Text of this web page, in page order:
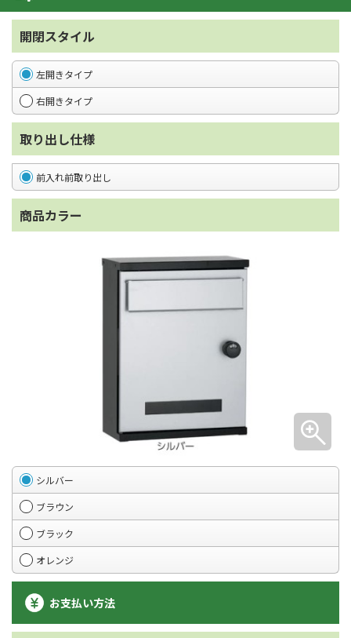
開閉スタイル
左開きタイプ
右開きタイプ
取り出し仕様
前入れ前取り出し
商品カラー
シルバー
ブラウン
ブラック
オレンジ
お支払い方法